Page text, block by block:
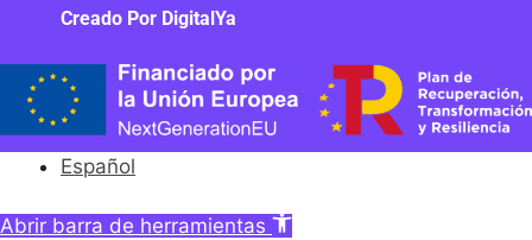
Creado Por DigitalYa
Español
Abrir barra de herramientas